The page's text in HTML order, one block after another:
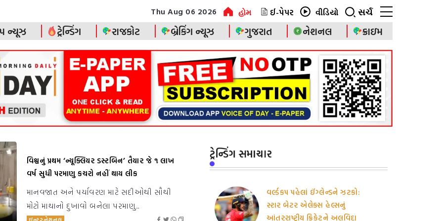
Thu Aug 06 2026 હોમ ઈ-પેપર વીડિયો સર્ચ
ન્યૂઝ ટ્રેન્ડિંગ રાજકોટ બ્રેકિંગ ન્યૂઝ ગુજરાત નેશનલ ક્રાઇમ
વિશ્વનું પ્રથમ ‘ન્યૂક્લિયર ડસ્ટબિન’ તૈયાર જે ૧ લાખ
વર્ષ સુધી પરમાણુ કચરો નહીં થાય લીક
માનવજાત અને પર્યાવરણ માટે સદીઓથી સૌથી
મોટો માથાનો દુખાવો બનેલા પરમાણુ...
ટ્રેન્ડિંગ સમાચાર
વર્લ્ડકપ પહેલાં ઈંગ્લેન્ડને ઝટકો:
સ્ટાર બેટર એલેક્સ હેલ્સનું
આંતરરાષ્ટ્રીય ક્રિકેટને અલવિદા